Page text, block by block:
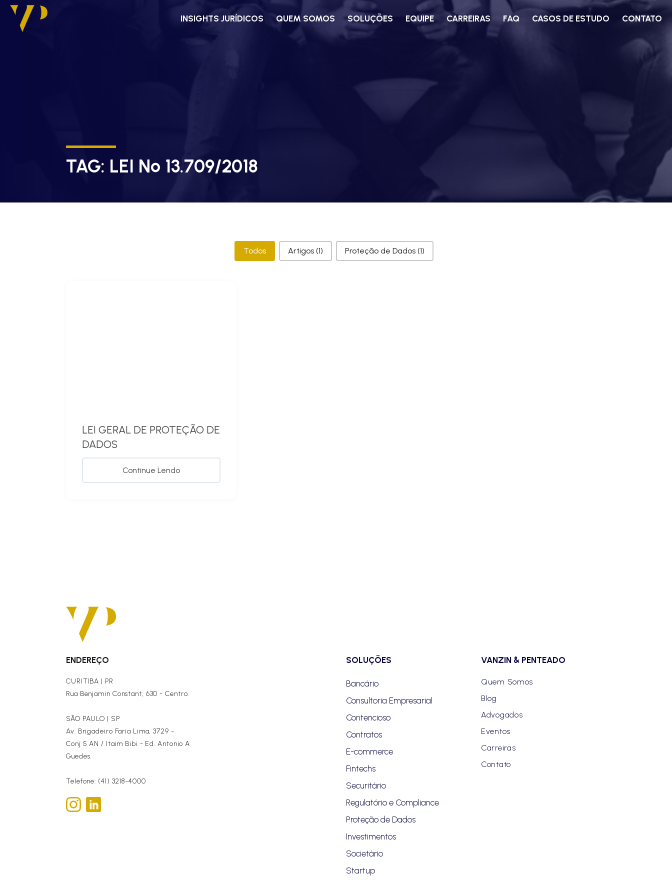
INSIGHTS JURÍDICOS QUEM SOMOS SOLUÇÕES EQUIPE CARREIRAS FAQ CASOS DE ESTUDO CONTATO
TAG: LEI Nº 13.709/2018
Categorias
Todos Artigos (1) Proteção de Dados (1)
LEI GERAL DE PROTEÇÃO DE
DADOS
Continue Lendo
ENDEREÇO
CURITIBA | PR
Rua Benjamin Constant, 630 - Centro.
SÃO PAULO | SP
Av. Brigadeiro Faria Lima, 3729 -
Conj 5 AN / Itaim Bibi - Ed. Antonio A
Guedes.
Telefone: (41) 3218-4000
SOLUÇÕES
Bancário
Consultoria Empresarial
Contencioso
Contratos
E-commerce
Fintechs
Securitário
Regulatório e Compliance
Proteção de Dados
Investimentos
Societário
Startup
VANZIN & PENTEADO
Quem Somos
Blog
Advogados
Eventos
Carreiras
Contato